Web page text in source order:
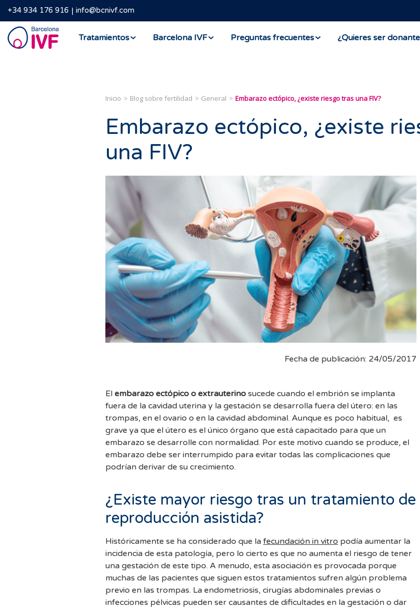
+34 934 176 916 info@bcnivf.com
Barcelona
IVF
Tratamientos Barcelona IVF Preguntas frecuentes ¿Quieres ser
Inicio Blog sobre fertilidad General Embarazo ectópico, ¿existe riesgo tras una FIV?
Embarazo ectópico, ¿existe
una FIV?
Fecha de publicación: 24/05/2017
El embarazo ectópico o extrauterino sucede cuando el embrión se implanta
fuera de la cavidad uterina y la gestación se desarrolla fuera del útero: en las
trompas, en el ovario o en la cavidad abdominal. Aunque es poco habitual, es
grave ya que el útero es el único órgano que está capacitado para que un
embarazo se desarrolle con normalidad. Por este motivo cuando se produce, el
embarazo debe ser interrumpido para evitar todas las complicaciones que
podrían derivar de su crecimiento.
¿Existe mayor riesgo tras un tratamiento de
reproducción asistida?
Históricamente se ha considerado que la fecundación in vitro
incidencia de esta patología, pero lo cierto es que no aumenta el riesgo de tener
una gestación de este tipo. A menudo, esta asociación es provocada porque
muchas de las pacientes que siguen estos tratamientos sufren algún problema
previo en las trompas. La endometriosis, cirugías abdominales previas o
infecciones pélvicas pueden ser causantes de dificultades en la gestación o dar